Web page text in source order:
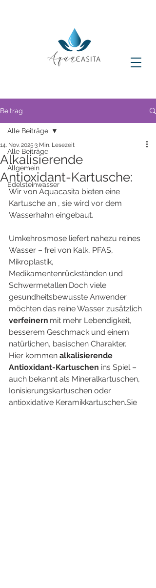
Beitrag
Alle Beiträge
Allgemein
Edelsteinwasser
Alle Beiträge
Alkalisierende
Antioxidant-Kartusche:
14. Nov. 2025 3 Min. Lesezeit
Wir von Aquacasita bieten eine
Kartusche an , sie wird vor dem
Wasserhahn eingebaut.
Umkehrosmose liefert nahezu reines
Wasser – frei von Kalk, PFAS,
Mikroplastik,
Medikamentenrückständen und
Schwermetallen.Doch viele
gesundheitsbewusste Anwender
möchten das reine Wasser zusätzlich
verfeinern:mit mehr Lebendigkeit,
besserem Geschmack und einem
natürlichen, basischen Charakter.
Hier kommen alkalisierende
Antioxidant-Kartuschen ins Spiel –
auch bekannt als Mineralkartuschen,
Ionisierungskartuschen oder
antioxidative Keramikkartuschen.Sie